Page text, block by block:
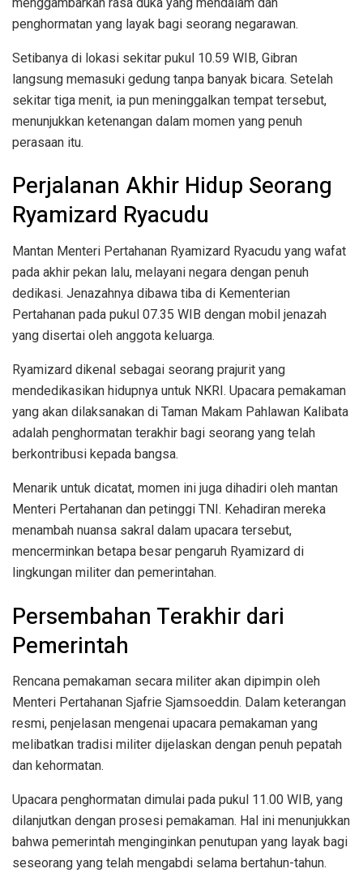
penghormatan yang layak bagi seorang negarawan.
Setibanya di lokasi sekitar pukul 10.59 WIB, Gibran
langsung memasuki gedung tanpa banyak bicara. Setelah
sekitar tiga menit, ia pun meninggalkan tempat tersebut,
menunjukkan ketenangan dalam momen yang penuh
perasaan itu.
Perjalanan Akhir Hidup Seorang
Ryamizard Ryacudu
Mantan Menteri Pertahanan Ryamizard Ryacudu yang wafat
pada akhir pekan lalu, melayani negara dengan penuh
dedikasi. Jenazahnya dibawa tiba di Kementerian
Pertahanan pada pukul 07.35 WIB dengan mobil jenazah
yang disertai oleh anggota keluarga.
Ryamizard dikenal sebagai seorang prajurit yang
mendedikasikan hidupnya untuk NKRI. Upacara pemakaman
yang akan dilaksanakan di Taman Makam Pahlawan Kalibata
adalah penghormatan terakhir bagi seorang yang telah
berkontribusi kepada bangsa.
Menarik untuk dicatat, momen ini juga dihadiri oleh mantan
Menteri Pertahanan dan petinggi TNI. Kehadiran mereka
menambah nuansa sakral dalam upacara tersebut,
mencerminkan betapa besar pengaruh Ryamizard di
lingkungan militer dan pemerintahan.
Persembahan Terakhir dari
Pemerintah
Rencana pemakaman secara militer akan dipimpin oleh
Menteri Pertahanan Sjafrie Sjamsoeddin. Dalam keterangan
resmi, penjelasan mengenai upacara pemakaman yang
melibatkan tradisi militer dijelaskan dengan penuh pepatah
dan kehormatan.
Upacara penghormatan dimulai pada pukul 11.00 WIB, yang
dilanjutkan dengan prosesi pemakaman. Hal ini menunjukkan
bahwa pemerintah menginginkan penutupan yang layak bagi
seseorang yang telah mengabdi selama bertahun-tahun.